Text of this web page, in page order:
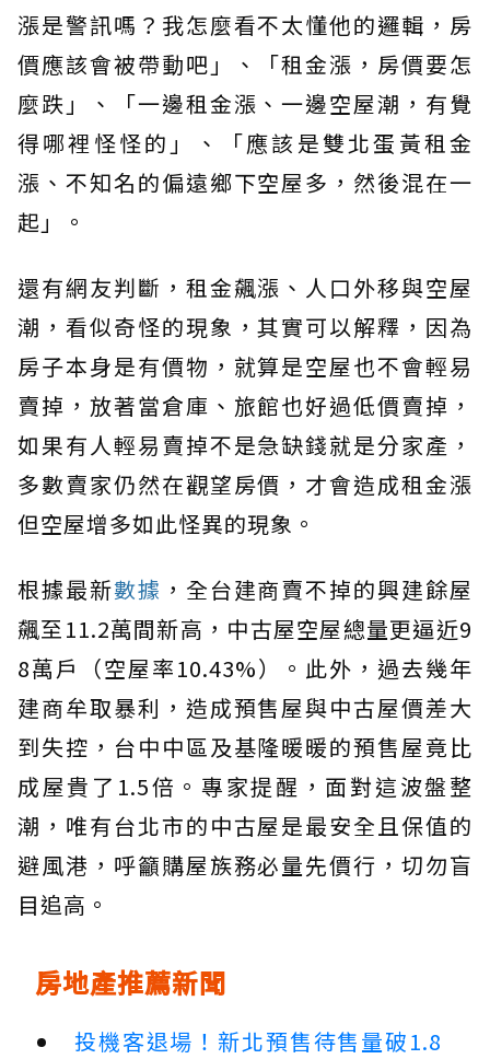
漲是警訊嗎？我怎麼看不太懂他的邏輯，房
價應該會被帶動吧」、「租金漲，房價要怎
麼跌」、「一邊租金漲、一邊空屋潮，有覺
得哪裡怪怪的」、「應該是雙北蛋黃租金
漲、不知名的偏遠鄉下空屋多，然後混在一
起」。
還有網友判斷，租金飆漲、人口外移與空屋
潮，看似奇怪的現象，其實可以解釋，因為
房子本身是有價物，就算是空屋也不會輕易
賣掉，放著當倉庫、旅館也好過低價賣掉，
如果有人輕易賣掉不是急缺錢就是分家產，
多數賣家仍然在觀望房價，才會造成租金漲
但空屋增多如此怪異的現象。
根據最新數據 ，全台建商賣不掉的興建餘屋
飆至11.2萬間新高，中古屋空屋總量更逼近9
8萬戶（空屋率10.43%）。此外，過去幾年
建商牟取暴利，造成預售屋與中古屋價差大
到失控，台中中區及基隆暖暖的預售屋竟比
成屋貴了1.5倍。專家提醒，面對這波盤整
潮，唯有台北市的中古屋是最安全且保值的
避風港，呼籲購屋族務必量先價行，切勿盲
目追高。
房地產推薦新聞
投機客退場！新北預售待售量破1.8